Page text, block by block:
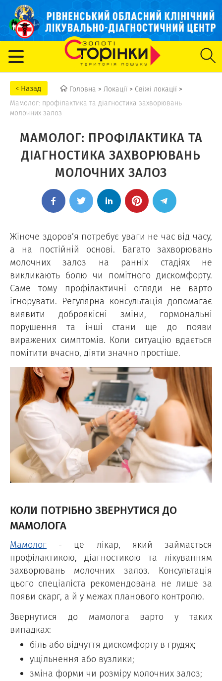
Головна > Локації > Свіжі локації >
Мамолог: профілактика та діагностика захворювань
молочних залоз
МАМОЛОГ: ПРОФІЛАКТИКА ТА
ДІАГНОСТИКА ЗАХВОРЮВАНЬ
МОЛОЧНИХ ЗАЛОЗ
Жіноче здоров’я потребує уваги не час від часу,
а на постійній основі. Багато захворювань
молочних залоз на ранніх стадіях не
викликають болю чи помітного дискомфорту.
Саме тому профілактичні огляди не варто
ігнорувати. Регулярна консультація допомагає
виявити доброякісні зміни, гормональні
порушення та інші стани ще до появи
виражених симптомів. Коли ситуацію вдається
помітити вчасно, діяти значно простіше.
КОЛИ ПОТРІБНО ЗВЕРНУТИСЯ ДО
МАМОЛОГА
Мамолог - це лікар, який займається
профілактикою, діагностикою та лікуванням
захворювань молочних залоз. Консультація
цього спеціаліста рекомендована не лише за
появи скарг, а й у межах планового контролю.
Звернутися до мамолога варто у таких
випадках:
біль або відчуття дискомфорту в грудях;
ущільнення або вузлики;
зміна форми чи розміру молочних залоз;